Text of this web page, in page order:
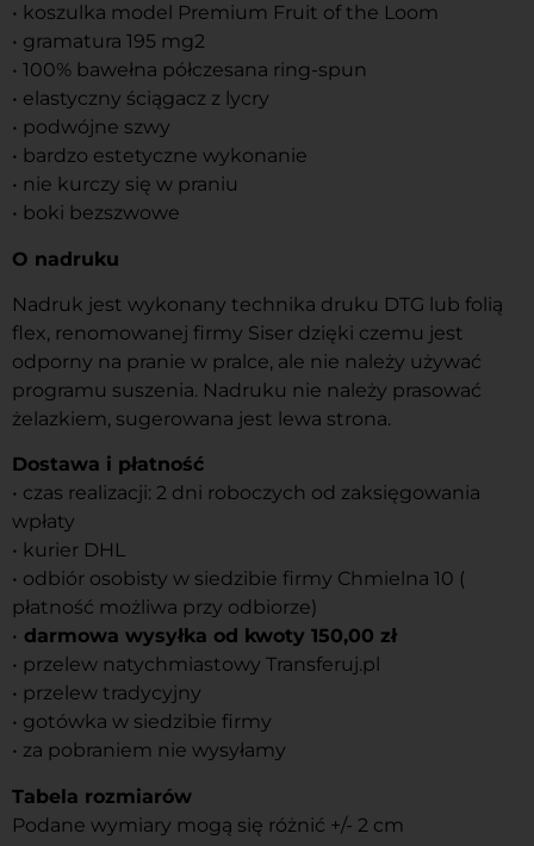
• koszulka model Premium Fruit of the Loom
• gramatura 195 mg2
• 100% bawełna półczesana ring-spun
• elastyczny ściągacz z lycry
• podwójne szwy
• bardzo estetyczne wykonanie
• nie kurczy się w praniu
• boki bezszwowe
O nadruku
Nadruk jest wykonany technika druku DTG lub folią
flex, renomowanej firmy Siser dzięki czemu jest
odporny na pranie w pralce, ale nie należy używać
programu suszenia. Nadruku nie należy prasować
żelazkiem, sugerowana jest lewa strona.
Dostawa i płatność
• czas realizacji: 2 dni roboczych od zaksięgowania
wpłaty
• kurier DHL
• odbiór osobisty w siedzibie firmy Chmielna 10 (
płatność możliwa przy odbiorze)
• darmowa wysyłka od kwoty 150,00 zł
• przelew natychmiastowy Transferuj.pl
• przelew tradycyjny
• gotówka w siedzibie firmy
• za pobraniem nie wysyłamy
Tabela rozmiarów
Podane wymiary mogą się różnić +/- 2 cm